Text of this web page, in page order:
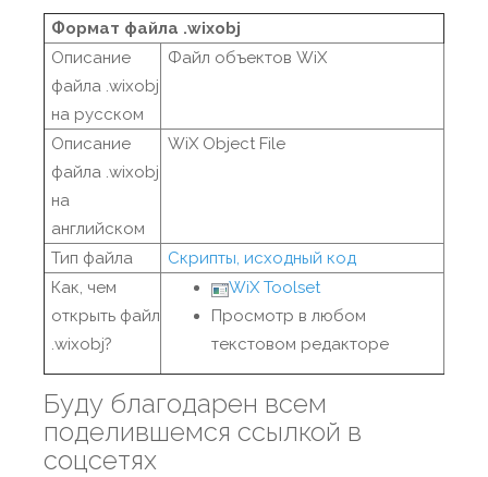
Формат файла .wixobj
Описание
файла .wixobj
на русском
Файл объектов WiX
Описание
файла .wixobj
на
английском
WiX Object File
Тип файла
Скрипты, исходный код
Как, чем
открыть файл
.wixobj?
WiX Toolset
Просмотр в любом
текстовом редакторе
Буду благодарен всем
поделившемся ссылкой в
соцсетях